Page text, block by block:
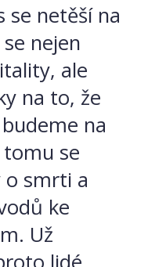
se netěší na
nejen
ale
na to, že
na
tomu se
o smrti a
ke
Už